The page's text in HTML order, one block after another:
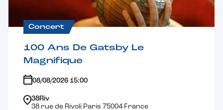
Concert
100 Ans De Gatsby Le
Magnifique
08/08/2026 15:00
38Riv
38 rue de Rivoli Paris 75004 France